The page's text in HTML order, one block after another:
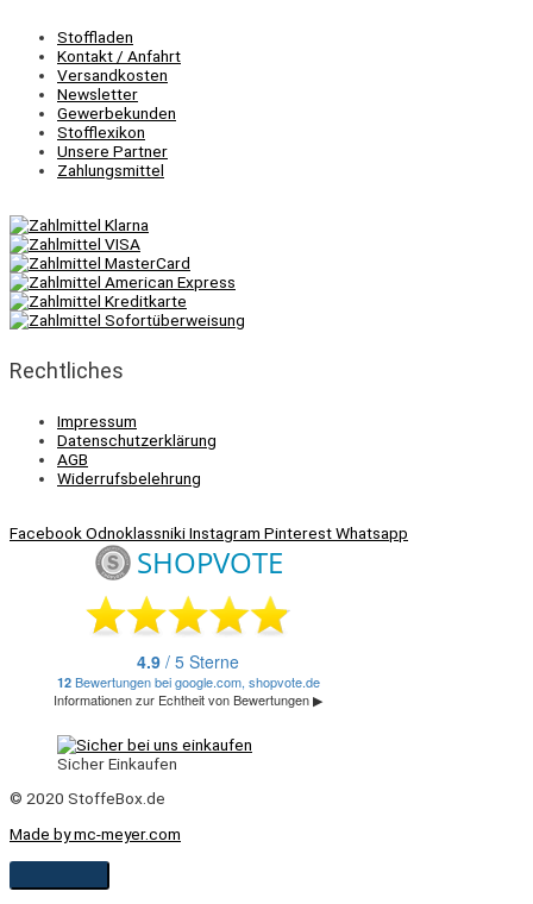
Stoffladen
Kontakt / Anfahrt
Versandkosten
Newsletter
Gewerbekunden
Stofflexikon
Unsere Partner
Zahlungsmittel
Rechtliches
Impressum
Datenschutzerklärung
AGB
Widerrufsbelehrung
FacebookOdnoklassnikiInstagram PinterestWhatsapp
Sicher Einkaufen
© 2020 StoffeBox.de
Made by mc-meyer.com